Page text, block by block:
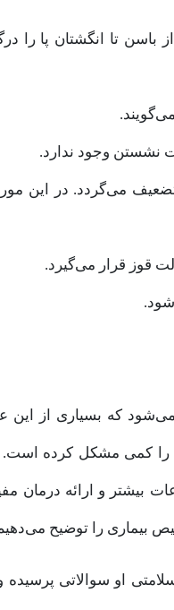
تا انگشتان پا را
نشستن وجود ندارد.
تضعیف می‌گردد. در این
قوز قرار می‌گیرد.
که بسیاری از این
کمی مشکل کرده است.
بیشتر و ارائه درمان
بیماری را توضیح
او سوالاتی پرسیده و